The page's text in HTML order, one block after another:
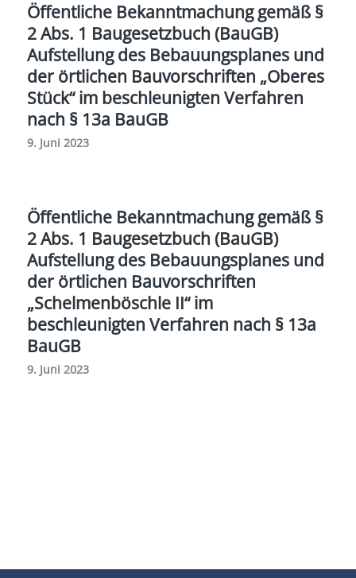
Öffentliche Bekanntmachung gemäß §
2 Abs. 1 Baugesetzbuch (BauGB)
Aufstellung des Bebauungsplanes und
der örtlichen Bauvorschriften „Oberes
Stück“ im beschleunigten Verfahren
nach § 13a BauGB
9. Juni 2023
Öffentliche Bekanntmachung gemäß §
2 Abs. 1 Baugesetzbuch (BauGB)
Aufstellung des Bebauungsplanes und
der örtlichen Bauvorschriften
„Schelmenböschle II“ im
beschleunigten Verfahren nach § 13a
BauGB
9. Juni 2023